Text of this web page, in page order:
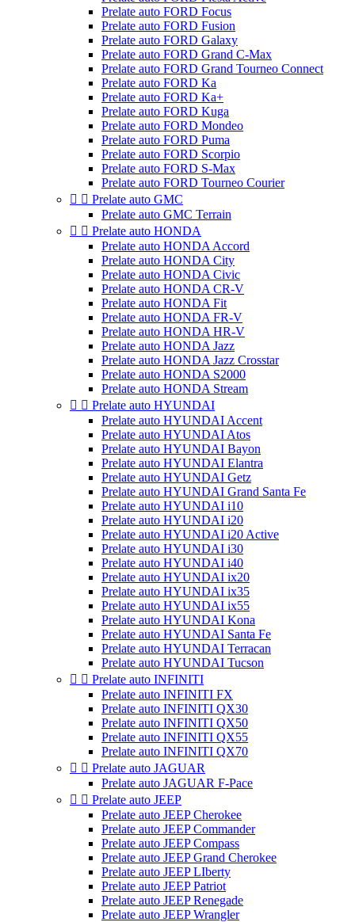
Prelate auto FORD Focus
Prelate auto FORD Fusion
Prelate auto FORD Galaxy
Prelate auto FORD Grand C-Max
Prelate auto FORD Grand Tourneo Connect
Prelate auto FORD Ka
Prelate auto FORD Ka+
Prelate auto FORD Kuga
Prelate auto FORD Mondeo
Prelate auto FORD Puma
Prelate auto FORD Scorpio
Prelate auto FORD S-Max
Prelate auto FORD Tourneo Courier
  Prelate auto GMC
Prelate auto GMC Terrain
  Prelate auto HONDA
Prelate auto HONDA Accord
Prelate auto HONDA City
Prelate auto HONDA Civic
Prelate auto HONDA CR-V
Prelate auto HONDA Fit
Prelate auto HONDA FR-V
Prelate auto HONDA HR-V
Prelate auto HONDA Jazz
Prelate auto HONDA Jazz Crosstar
Prelate auto HONDA S2000
Prelate auto HONDA Stream
  Prelate auto HYUNDAI
Prelate auto HYUNDAI Accent
Prelate auto HYUNDAI Atos
Prelate auto HYUNDAI Bayon
Prelate auto HYUNDAI Elantra
Prelate auto HYUNDAI Getz
Prelate auto HYUNDAI Grand Santa Fe
Prelate auto HYUNDAI i10
Prelate auto HYUNDAI i20
Prelate auto HYUNDAI i20 Active
Prelate auto HYUNDAI i30
Prelate auto HYUNDAI i40
Prelate auto HYUNDAI ix20
Prelate auto HYUNDAI ix35
Prelate auto HYUNDAI ix55
Prelate auto HYUNDAI Kona
Prelate auto HYUNDAI Santa Fe
Prelate auto HYUNDAI Terracan
Prelate auto HYUNDAI Tucson
  Prelate auto INFINITI
Prelate auto INFINITI FX
Prelate auto INFINITI QX30
Prelate auto INFINITI QX50
Prelate auto INFINITI QX55
Prelate auto INFINITI QX70
  Prelate auto JAGUAR
Prelate auto JAGUAR F-Pace
  Prelate auto JEEP
Prelate auto JEEP Cherokee
Prelate auto JEEP Commander
Prelate auto JEEP Compass
Prelate auto JEEP Grand Cherokee
Prelate auto JEEP LIberty
Prelate auto JEEP Patriot
Prelate auto JEEP Renegade
Prelate auto JEEP Wrangler